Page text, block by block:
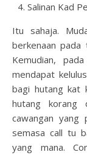
Salinan Kad
Itu sahaja.
berkenaan
Kemudian,
mendapat
bagi hutang kat
hutang korang
cawangan yang
semasa call tu
yang mana.